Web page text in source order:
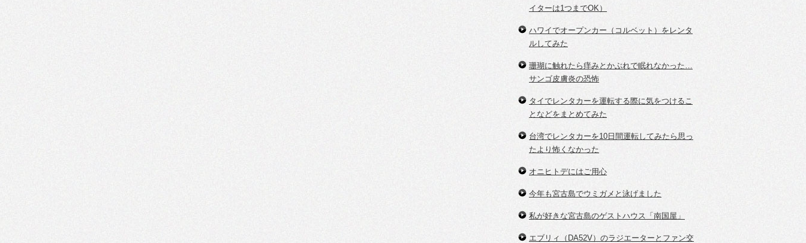
イターは1つまでOK）
ハワイでオープンカー（コルベット）をレンタ
ルしてみた
珊瑚に触れたら痒みとかぶれで眠れなかった…
サンゴ皮膚炎の恐怖
タイでレンタカーを運転する際に気をつけるこ
となどをまとめてみた
台湾でレンタカーを10日間運転してみたら思っ
たより怖くなかった
オニヒトデにはご用心
今年も宮古島でウミガメと泳げました
私が好きな宮古島のゲストハウス「南国屋」
エブリィ（DA52V）のラジエーターとファン交